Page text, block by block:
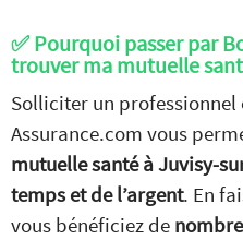
✅ Pourquoi passer par
trouver ma mutuelle
Solliciter un professionnel
Assurance.com vous
mutuelle santé à Juvisy-
temps et de l’argent. En
vous bénéficiez de